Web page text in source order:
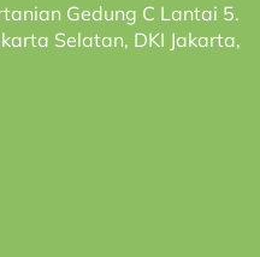
Gedung C Lantai 5.
Selatan, DKI Jakarta,